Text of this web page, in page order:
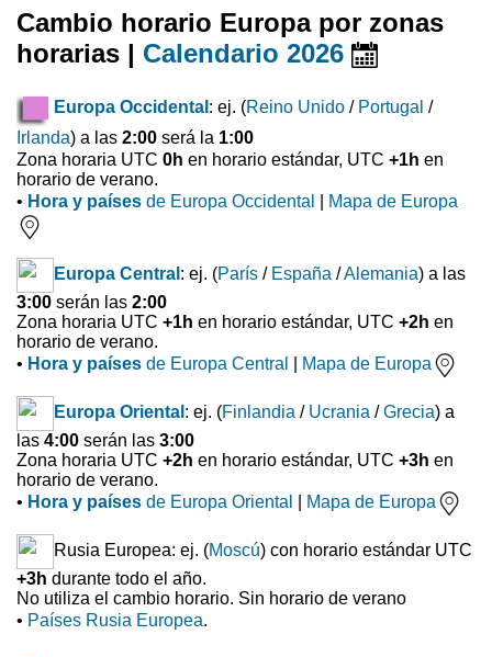
Cambio horario Europa por zonas
horarias | Calendario 2026
Europa Occidental : ej. (Reino Unido / Portugal /
Irlanda) a las 2:00 será la 1:00
Zona horaria UTC 0h en horario estándar, UTC +1h en
horario de verano.
• Hora y países de Europa Occidental Mapa de Europa
Europa Central : ej. (París / España /Alemania) a las
3:00 serán las 2:00
Zona horaria UTC +1h en horario estándar, UTC +2h en
horario de verano.
• Hora y países de Europa Central Mapa de Europa
Europa Oriental : ej. (Finlandia / Ucrania /Grecia) a
las 4:00 serán las 3:00
Zona horaria UTC +2h en horario estándar, UTC +3h en
horario de verano.
• Hora y países de Europa Oriental Mapa de Europa
Rusia Europea: ej. (Moscú) con horario estándar UTC
+3h durante todo el año.
No utiliza el cambio horario. Sin horario de verano
• Países Rusia Europea.